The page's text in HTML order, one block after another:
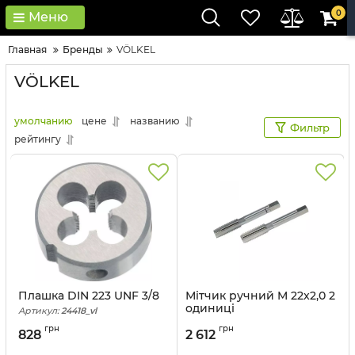
Меню 0
Главная Бренды VÖLKEL
VÖLKEL
умолчанию цене
названию
рейтингу
Фильтр
Плашка DIN 223 UNF 3/8
Артикул: 24418_vl
828 грн
Мітчик ручний M 22x2,0 2
одиниці
2 612 грн